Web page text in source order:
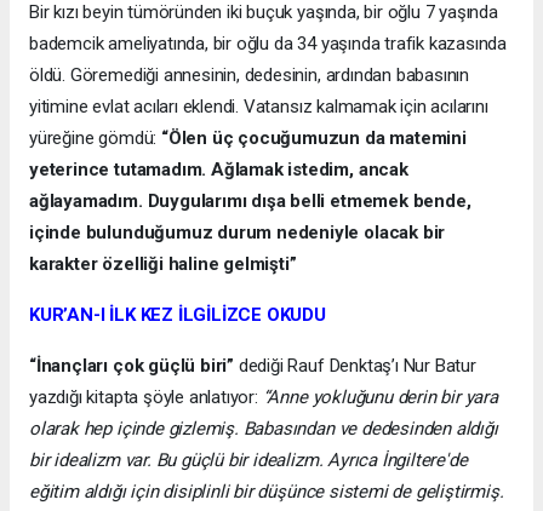
Bir kızı beyin tümöründen iki buçuk yaşında, bir oğlu 7 yaşında
bademcik ameliyatında, bir oğlu da 34 yaşında trafik kazasında
öldü. Göremediği annesinin, dedesinin, ardından babasının
yitimine evlat acıları eklendi. Vatansız kalmamak için acılarını
yüreğine gömdü: “Ölen üç çocuğumuzun da matemini
yeterince tutamadım. Ağlamak istedim, ancak
ağlayamadım. Duygularımı dışa belli etmemek bende,
içinde bulunduğumuz durum nedeniyle olacak bir
karakter özelliği haline gelmişti”
KUR’AN-I İLK KEZ İLGİLİZCE OKUDU
“İnançları çok güçlü biri” dediği Rauf Denktaş’ı Nur Batur
yazdığı kitapta şöyle anlatıyor: “Anne yokluğunu derin bir yara
olarak hep içinde gizlemiş. Babasından ve dedesinden aldığı
bir idealizm var. Bu güçlü bir idealizm. Ayrıca İngiltere'de
eğitim aldığı için disiplinli bir düşünce sistemi de geliştirmiş.